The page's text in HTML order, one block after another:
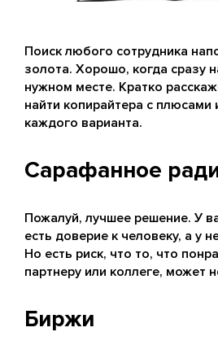
Поиск любого сотрудника
золота. Хорошо, когда сразу
нужном месте. Кратко
найти копирайтера с плюсами
каждого варианта.
Сарафанное
Пожалуй, лучшее решение. У
есть доверие к человеку, а у
Но есть риск, что то, что
партнеру или коллеге, может
Биржи